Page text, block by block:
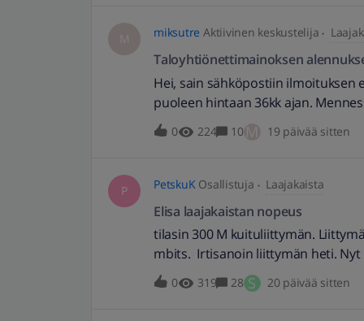
M miksutre Aktiivinen keskustelija
Taloyhtiönettimainoksen
Hei, sain sähköpostiin
puoleen hintaan 36kk ajan.
olikin hinnoissa yhteyksissä vain -
nykyistä liittymää ei siinäkään ollut
HerraParta
0 224 10M 19 päivää sitten
P PetskuK Osallistuja Laajakaista
Elisa laajakaistan nopeus
tilasin 300 M kuituliittymän.
mbits. Irtisanoin liittymän heti. Nyt
ei koskaan toimittanut.
Pääseekö heistä eroon ainoastaan
0 319 28 S 20 päivää sitten